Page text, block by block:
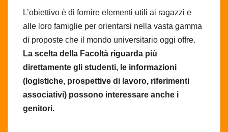
L’obiettivo è di fornire elementi utili ai ragazzi e
alle loro famiglie per orientarsi nella vasta gamma
di proposte che il mondo universitario oggi offre.
La scelta della Facoltà riguarda più
direttamente gli studenti, le informazioni
(logistiche, prospettive di lavoro, riferimenti
associativi) possono interessare anche i
genitori.